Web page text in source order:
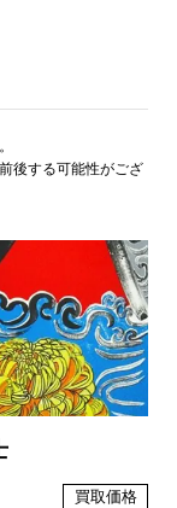
後する可能性がござ
買取価格